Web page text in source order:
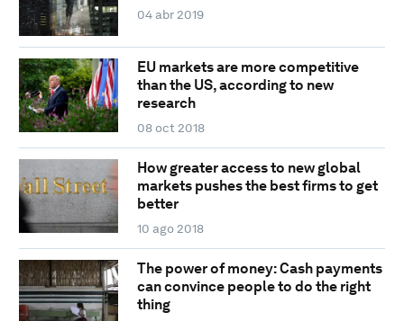
04 abr 2019
EU markets are more competitive
than the US, according to new
research
08 oct 2018
How greater access to new global
markets pushes the best firms to get
better
10 ago 2018
The power of money: Cash payments
can convince people to do the right
thing